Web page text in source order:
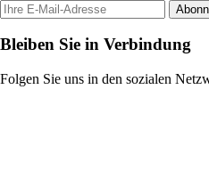
Bleiben Sie in Verbindung
Folgen Sie uns in den sozialen